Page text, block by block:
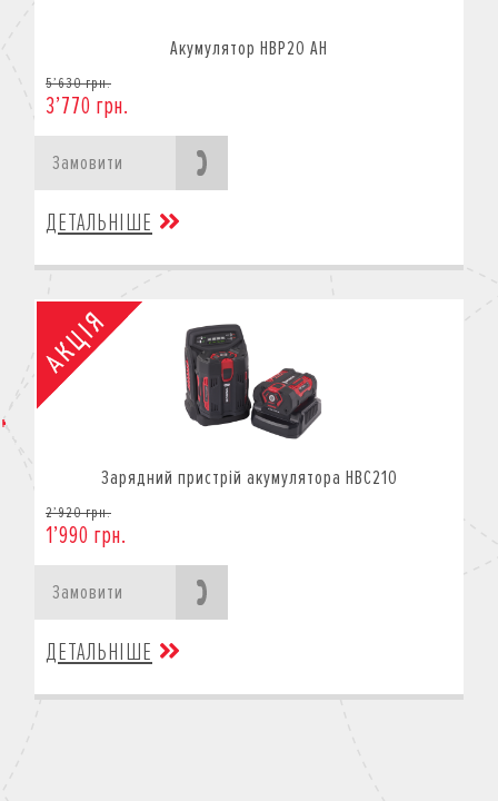
Акумулятор HBP20 AH
5’630 грн.
3’770 грн.
Замовити
ДЕТАЛЬНІШЕ
Зарядний пристрій акумулятора HBC210
2’920 грн.
1’990 грн.
Замовити
ДЕТАЛЬНІШЕ